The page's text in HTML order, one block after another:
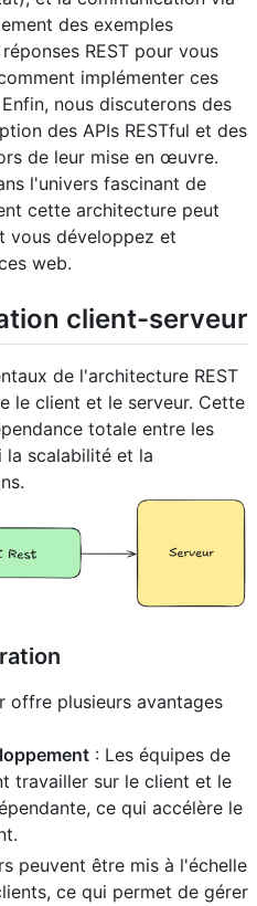
des exemples
REST pour vous
implémenter ces
nous discuterons des
des APIs RESTful et des
de leur mise en œuvre.
l'univers fascinant de
cette architecture peut
vous développez et
web.
client-serveur
de l'architecture REST
le client et le serveur. Cette
totale entre les
scalabilité et la
offre plusieurs avantages
: Les équipes de
travailler sur le client et le
ce qui accélère le
peuvent être mis à l'échelle
ce qui permet de gérer